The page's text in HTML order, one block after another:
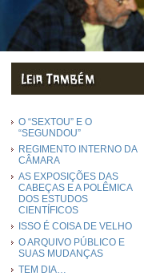
O “SEXTOU” E O
“SEGUNDOU”
REGIMENTO INTERNO DA
CÂMARA
AS EXPOSIÇÕES DAS
CABEÇAS E A POLÊMICA
DOS ESTUDOS
CIENTÍFICOS
ISSO É COISA DE VELHO
O ARQUIVO PÚBLICO E
SUAS MUDANÇAS
TEM DIA…